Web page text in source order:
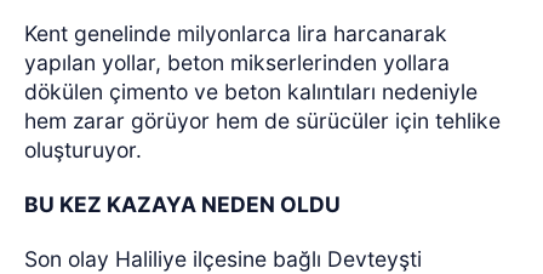
Kent genelinde milyonlarca lira harcanarak
yapılan yollar, beton mikserlerinden yollara
dökülen çimento ve beton kalıntıları nedeniyle
hem zarar görüyor hem de sürücüler için tehlike
oluşturuyor.
BU KEZ KAZAYA NEDEN OLDU
Son olay Haliliye ilçesine bağlı Devteyşti